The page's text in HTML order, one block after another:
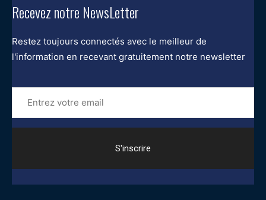
Recevez notre NewsLetter
Restez toujours connectés avec le meilleur de
l'information en recevant gratuitement notre newsletter
Entrez
votre
email